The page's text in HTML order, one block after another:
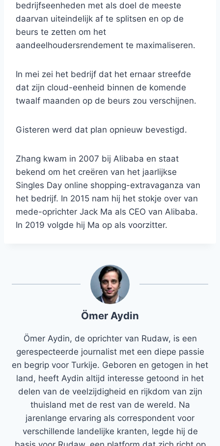
bedrijfseenheden met als doel de meeste
daarvan uiteindelijk af te splitsen en op de
beurs te zetten om het
aandeelhoudersrendement te maximaliseren.
In mei zei het bedrijf dat het ernaar streefde
dat zijn cloud-eenheid binnen de komende
twaalf maanden op de beurs zou verschijnen.
Gisteren werd dat plan opnieuw bevestigd.
Zhang kwam in 2007 bij Alibaba en staat
bekend om het creëren van het jaarlijkse
Singles Day online shopping-extravaganza van
het bedrijf. In 2015 nam hij het stokje over van
mede-oprichter Jack Ma als CEO van Alibaba.
In 2019 volgde hij Ma op als voorzitter.
Ömer Aydin
Ömer Aydin, de oprichter van Rudaw, is een
gerespecteerde journalist met een diepe passie
en begrip voor Turkije. Geboren en getogen in het
land, heeft Aydin altijd interesse getoond in het
delen van de veelzijdigheid en rijkdom van zijn
thuisland met de rest van de wereld. Na
jarenlange ervaring als correspondent voor
verschillende landelijke kranten, legde hij de